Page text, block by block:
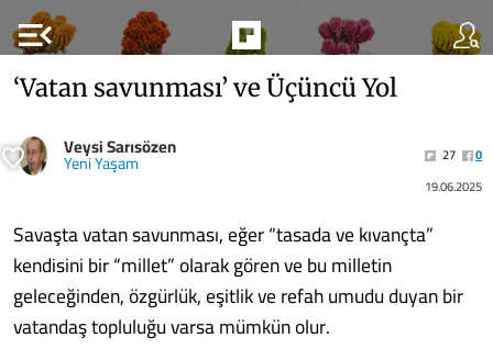
menu_open
‘Vatan savunması’ ve Üçüncü Yol
Veysi Sarısözen
Yeni Yaşam 27
0
19.06.2025
Savaşta vatan savunması, eğer “tasada ve kıvançta”
kendisini bir “millet” olarak gören ve bu milletin
geleceğinden, özgürlük, eşitlik ve refah umudu duyan bir
vatandaş topluluğu varsa mümkün olur.